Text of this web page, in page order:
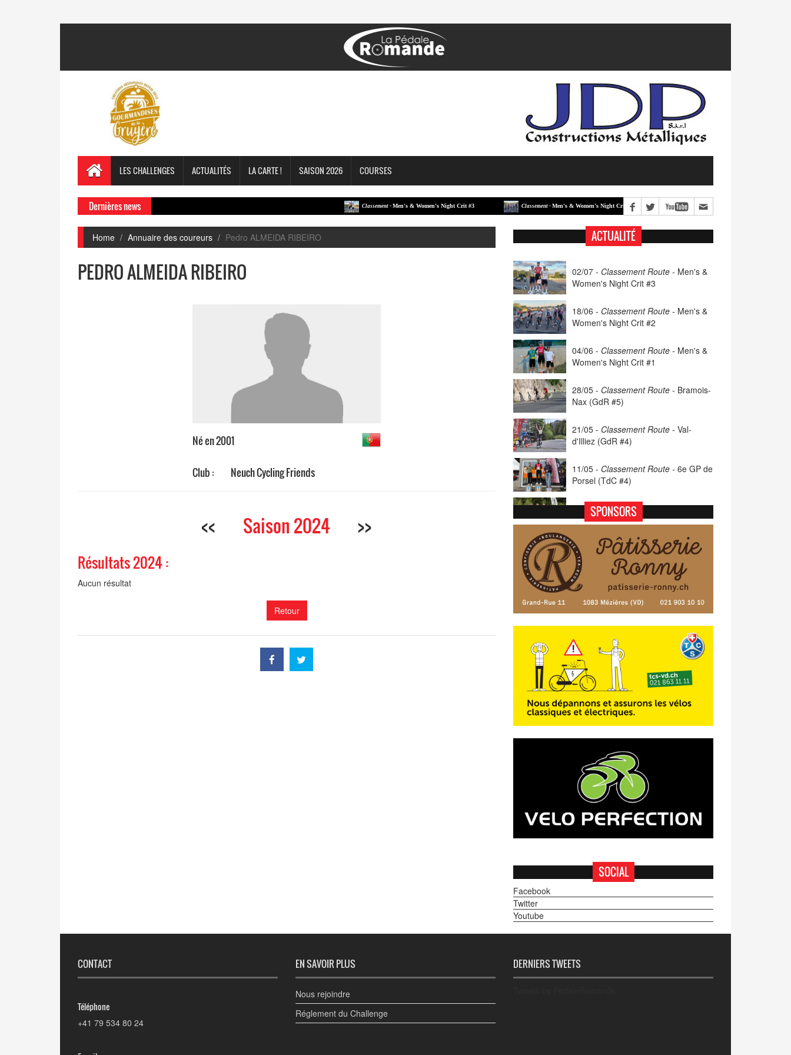
LES CHALLENGES ACTUALITÉS LA CARTE ! SAISON 2026 COURSES
Dernières news Classement -Men's & Women's Night Crit #3 Classement -Men's & Women's Night Crit #2 Classement - Men's & Women's Night Crit #1
Home Annuaire des coureurs Pedro ALMEIDA RIBEIRO
PEDRO ALMEIDA RIBEIRO
Né en 2001
Club : Neuch Cycling Friends
<< Saison 2024 >>
Résultats 2024 :
Aucun résultat
Retour
ACTUALITÉ
02/07 - Classement Route - Men's &
Women's Night Crit #3
18/06 - Classement Route - Men's &
Women's Night Crit #2
04/06 - Classement Route - Men's &
Women's Night Crit #1
28/05 - Classement Route - Bramois-
Nax (GdR #5)
21/05 - Classement Route - Val-
d'Illiez (GdR #4)
11/05 - Classement Route - 6e GP de
Porsel (TdC #4)
07/05 -Classement Route -Blonay-
Les Pléiades (GdR #3)
23/04 -Classement Route -4e Pringy
- Moléson (TdC #3)
14/04 - Photos -Les photos du 5e GP
de Semsales
14/04 -Classement Route -5e GP de
Semsales (TdC #2)
SPONSORS
SOCIAL
Facebook
Twitter
Youtube
CONTACT
Téléphone
+41 79 534 80 24
EN SAVOIR PLUS
Nous rejoindre
Réglement du Challenge
DERNIERS TWEETS